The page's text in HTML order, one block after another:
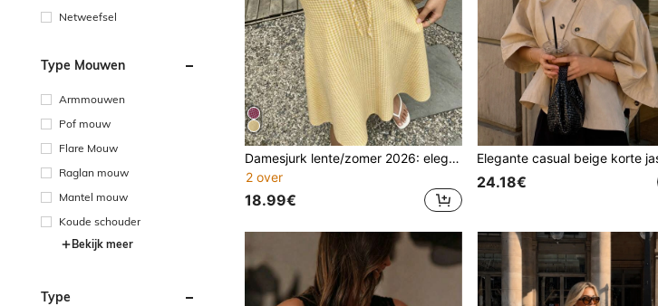
Netweefsel
Type Mouwen
Armmouwen
Pof mouw
Flare Mouw
Raglan mouw
Mantel mouw
Koude schouder
Bekijk meer
Type
Damesjurk lente/zomer 2026: elegant, casual en sexy, halflang model met tweekleurig rood ruitpatroon - strapless met open rug, open rug, geweven, niet-elastische ruitstof, dun, halflang A-lijn model
2 over
18.99€
24.18€